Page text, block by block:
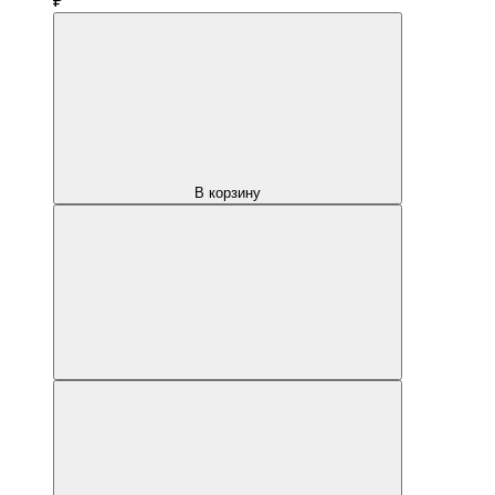
В корзину